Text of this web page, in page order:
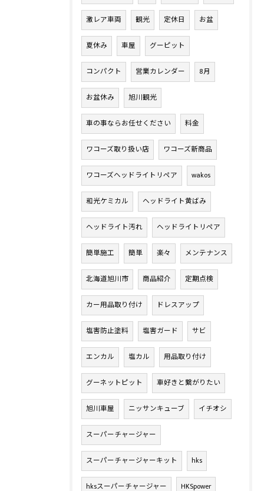
激レア車両 観光 定休日 お盆
夏休み 車屋 グーピット
コンパクト 営業カレンダー 8月
お盆休み 旭川観光
車の事ならお任せください 料金
ワコーズ取り扱い店 ワコーズ新商品
ワコーズヘッドライトリペア wakos
和光ケミカル ヘッドライト黄ばみ
ヘッドライト汚れ ヘッドライトリペア
簡単施工 簡単 楽々 メンテナンス
北海道旭川市 商品紹介 定期点検
カー用品取り付け ドレスアップ
塩害防止塗料 塩害ガード サビ
エンカル 塩カル 用品取り付け
グーネットピット 車好きと繋がりたい
旭川車屋 ニッサンキューブ イチオシ
スーパーチャージャー
スーパーチャージャーキット hks
hksスーパーチャージャー HKSpower